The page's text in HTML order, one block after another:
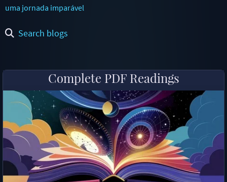
uma jornada imparável
Search blogs
Complete PDF Readings